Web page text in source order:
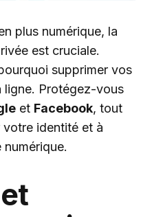
plus numérique, la
est cruciale.
supprimer vos
ligne. Protégez-vous
et Facebook, tout
votre identité et à